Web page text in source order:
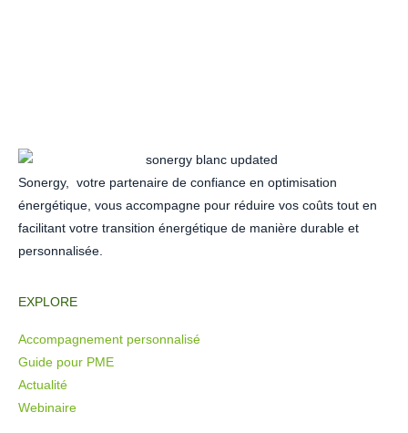
Sonergy,
votre partenaire de confiance en optimisation
énergétique, vous accompagne pour réduire vos coûts tout en
facilitant votre transition énergétique de manière durable et
personnalisée.
EXPLORE
Accompagnement personnalisé
Guide pour PME
Actualité
Webinaire